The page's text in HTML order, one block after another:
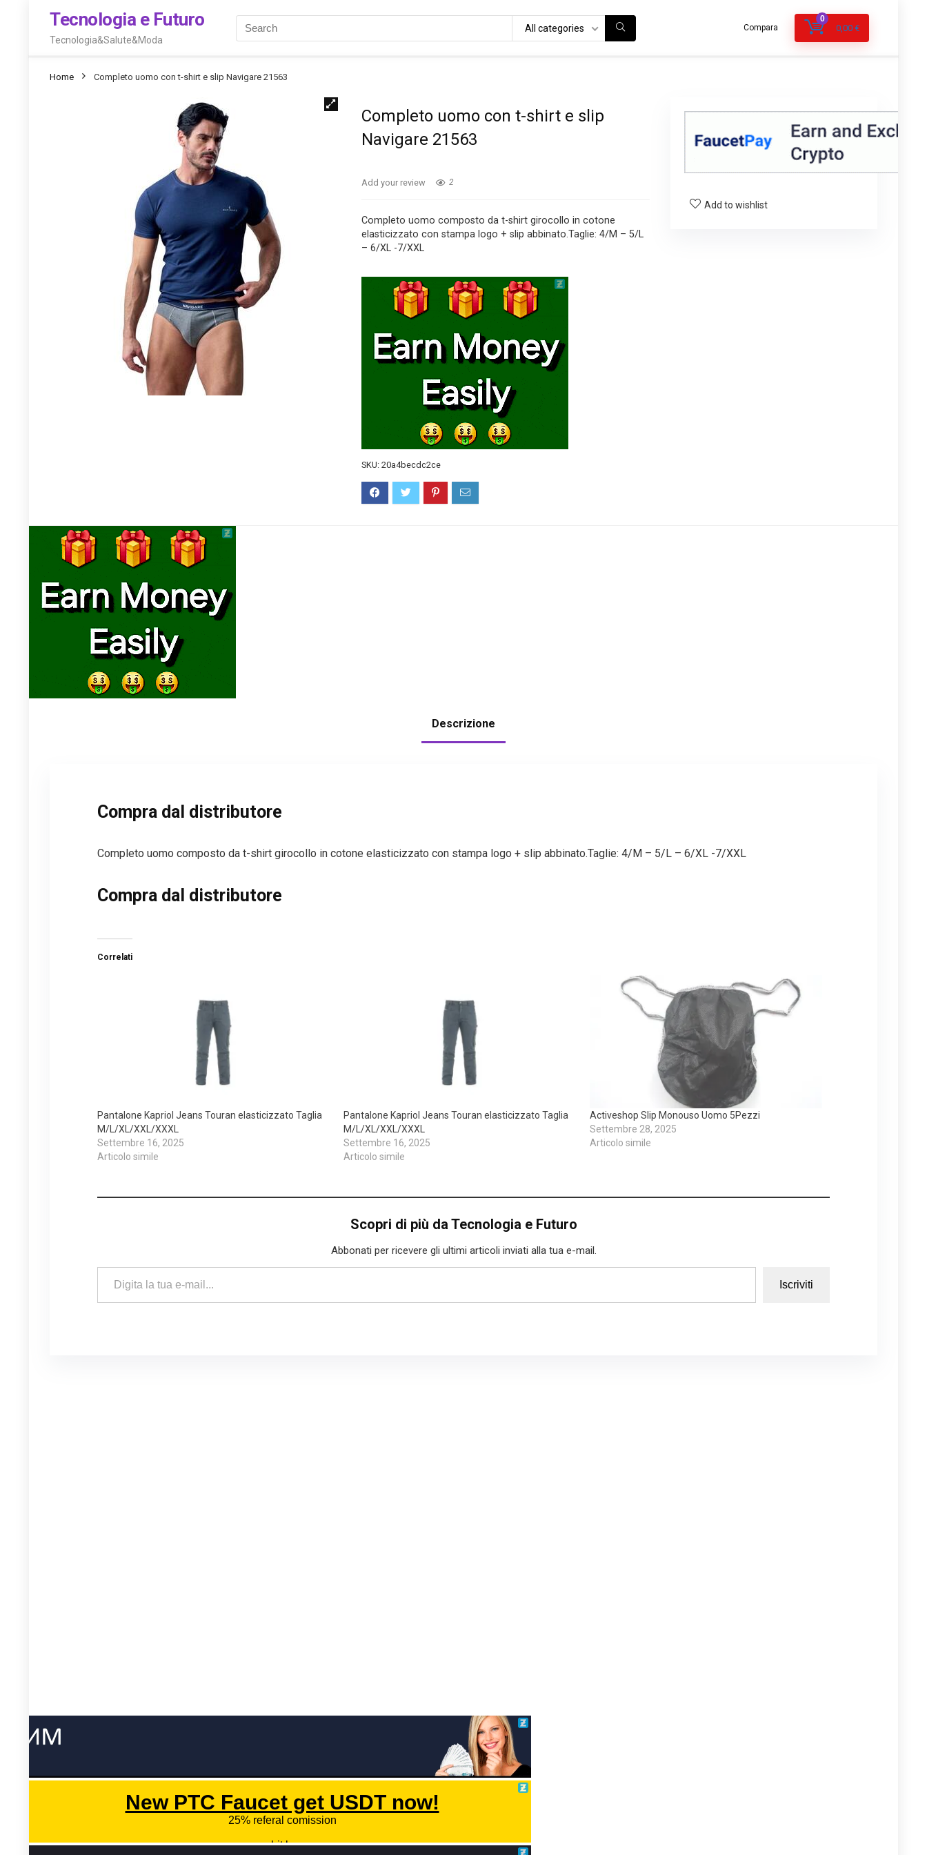
Tecnologia e Futuro
Tecnologia&Salute&Moda
All categories Compara
0
0,00 €
Home Completo uomo con t-shirt e slip Navigare 21563
Completo uomo con t-shirt e slip
Navigare 21563
Add your review 2
Completo uomo composto da t-shirt girocollo in cotone
elasticizzato con stampa logo + slip abbinato.Taglie: 4/M – 5/L
– 6/XL -7/XXL
SKU:20a4becdc2ce
Add to wishlist
Descrizione
Compra dal distributore
Completo uomo composto da t-shirt girocollo in cotone elasticizzato con stampa logo + slip abbinato.Taglie: 4/M – 5/L – 6/XL -7/XXL
Compra dal distributore
Correlati
Pantalone Kapriol Jeans Touran elasticizzato Taglia
M/L/XL/XXL/XXXL
Settembre 16, 2025
Articolo simile
Pantalone Kapriol Jeans Touran elasticizzato Taglia
M/L/XL/XXL/XXXL
Settembre 16, 2025
Articolo simile
Activeshop Slip Monouso Uomo 5Pezzi
Settembre 28, 2025
Articolo simile
Scopri di più da Tecnologia e Futuro
Abbonati per ricevere gli ultimi articoli inviati alla tua e-mail.
Digita la tua e-mail...
Iscriviti